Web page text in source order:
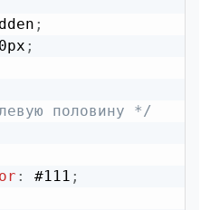
;
;
половину */
: #111 ;